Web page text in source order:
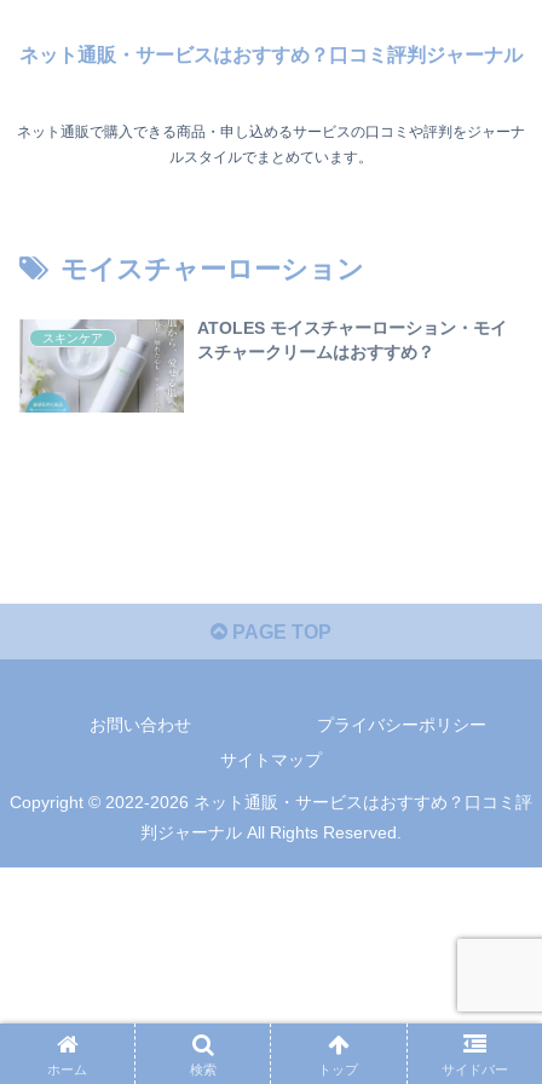
ネット通販・サービスはおすすめ？口コミ評判ジャーナル
ネット通販で購入できる商品・申し込めるサービスの口コミや評判をジャーナ
ルスタイルでまとめています。
モイスチャーローション
スキンケア
ATOLES モイスチャーローション・モイ
スチャークリームはおすすめ？
PAGE TOP
お問い合わせ
プライバシーポリシー
サイトマップ
Copyright © 2022-2026 ネット通販・サービスはおすすめ？口コミ評
判ジャーナル All Rights Reserved.
ホーム 検索 トップ サイドバー